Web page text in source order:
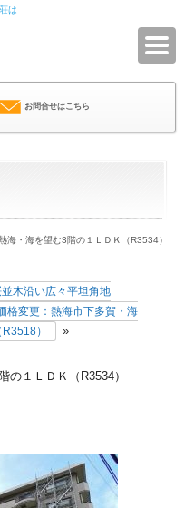
は
お問合せはこちら
海・海を望む3階の１ＬＤＫ（R3534）
木沿い広々平坦角地
格変更：熱海市下多賀・海
）
»
の１ＬＤＫ（R3534）